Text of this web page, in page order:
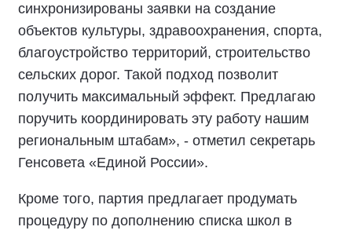
синхронизированы заявки на создание
объектов культуры, здравоохранения, спорта,
благоустройство территорий, строительство
сельских дорог. Такой подход позволит
получить максимальный эффект. Предлагаю
поручить координировать эту работу нашим
региональным штабам», - отметил секретарь
Генсовета «Единой России».
Кроме того, партия предлагает продумать
процедуру по дополнению списка школ в